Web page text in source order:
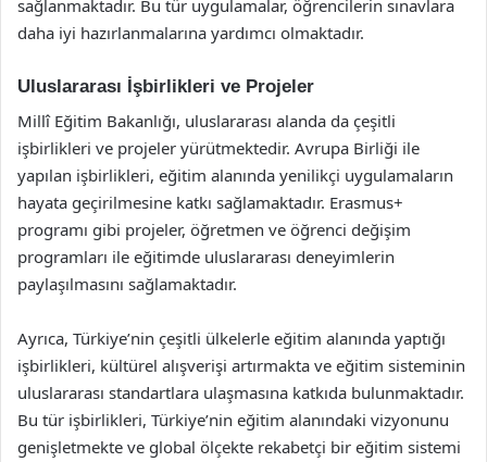
sağlanmaktadır. Bu tür uygulamalar, öğrencilerin sınavlara
daha iyi hazırlanmalarına yardımcı olmaktadır.
Uluslararası İşbirlikleri ve Projeler
Millî Eğitim Bakanlığı, uluslararası alanda da çeşitli
işbirlikleri ve projeler yürütmektedir. Avrupa Birliği ile
yapılan işbirlikleri, eğitim alanında yenilikçi uygulamaların
hayata geçirilmesine katkı sağlamaktadır. Erasmus+
programı gibi projeler, öğretmen ve öğrenci değişim
programları ile eğitimde uluslararası deneyimlerin
paylaşılmasını sağlamaktadır.
Ayrıca, Türkiye’nin çeşitli ülkelerle eğitim alanında yaptığı
işbirlikleri, kültürel alışverişi artırmakta ve eğitim sisteminin
uluslararası standartlara ulaşmasına katkıda bulunmaktadır.
Bu tür işbirlikleri, Türkiye’nin eğitim alanındaki vizyonunu
genişletmekte ve global ölçekte rekabetçi bir eğitim sistemi